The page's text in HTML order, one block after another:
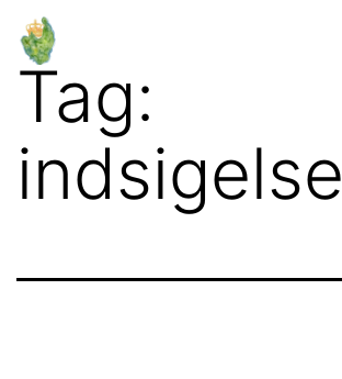
Fortsæt
indhold
Orø
Lokalforum
Tag:
indsigelse